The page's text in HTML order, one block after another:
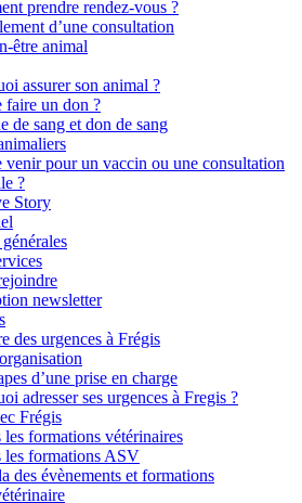
prendre rendez-vous ?
d’une consultation
être animal
assurer son animal ?
faire un don ?
de sang et don de sang
venir pour un vaccin ou une consultation
?
Story
newsletter
des urgences à Frégis
d’une prise en charge
adresser ses urgences à Fregis ?
Frégis
les formations vétérinaires
les formations ASV
des évènements et formations